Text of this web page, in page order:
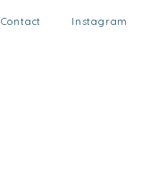
Contact Instagram